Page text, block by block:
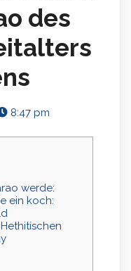
des
8:47 pm
werde:
ein koch: